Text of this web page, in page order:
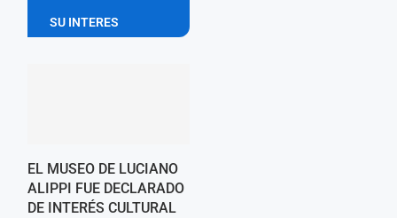
SU INTERES
EL MUSEO DE LUCIANO
ALIPPI FUE DECLARADO
DE INTERÉS CULTURAL